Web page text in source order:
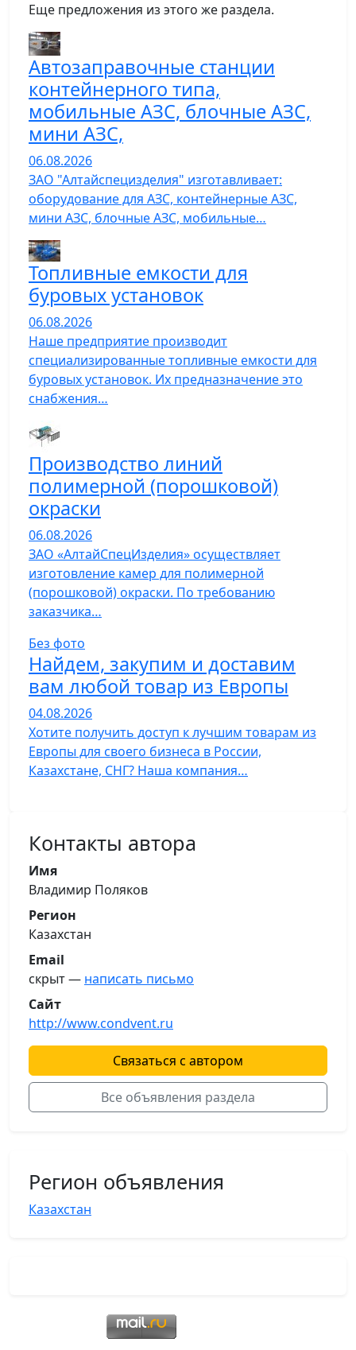
Еще предложения из этого же раздела.
Автозаправочные станции
контейнерного типа,
мобильные АЗС, блочные АЗС,
мини АЗС,
06.08.2026
ЗАО "Алтайспецизделия" изготавливает:
оборудование для АЗС, контейнерные АЗС,
мини АЗС, блочные АЗС, мобильные…
Топливные емкости для
буровых установок
06.08.2026
Наше предприятие производит
специализированные топливные емкости для
буровых установок. Их предназначение это
снабжения…
Производство линий
полимерной (порошковой)
окраски
06.08.2026
ЗАО «АлтайСпецИзделия» осуществляет
изготовление камер для полимерной
(порошковой) окраски. По требованию
заказчика…
Без фото
Найдем, закупим и доставим
вам любой товар из Европы
04.08.2026
Хотите получить доступ к лучшим товарам из
Европы для своего бизнеса в России,
Казахстане, СНГ? Наша компания…
Контакты автора
Имя
Владимир Поляков
Регион
Казахстан
Email
скрыт — написать письмо
Сайт
http://www.condvent.ru
Связаться с автором
Все объявления раздела
Регион объявления
Казахстан